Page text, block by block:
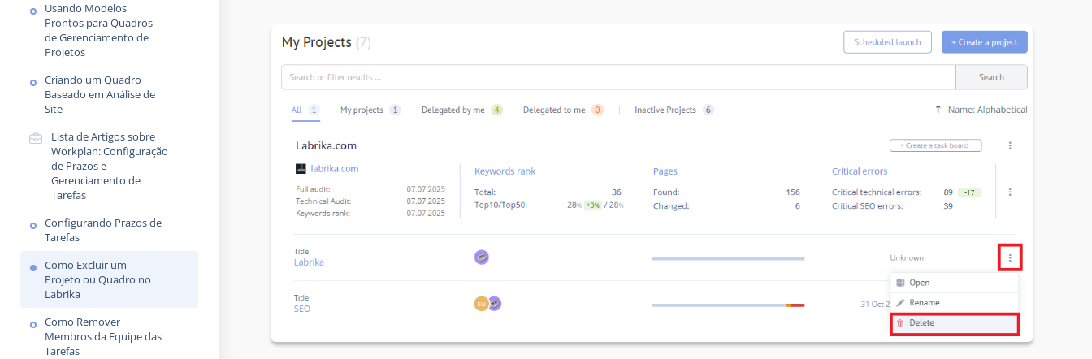
Usando Modelos
Prontos para Quadros
de Gerenciamento de
Projetos
Criando um Quadro
Baseado em Análise de
Site
Lista de Artigos sobre
Workplan: Configuração
de Prazos e
Gerenciamento de
Tarefas
Configurando Prazos de
Tarefas
Como Excluir um
Projeto ou Quadro no
Labrika
Como Remover
Membros da Equipe das
Tarefas